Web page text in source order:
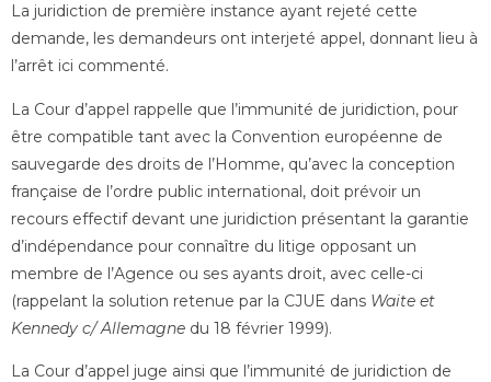
La juridiction de première instance ayant rejeté cette
demande, les demandeurs ont interjeté appel, donnant lieu à
l’arrêt ici commenté.
La Cour d’appel rappelle que l’immunité de juridiction, pour
être compatible tant avec la Convention européenne de
sauvegarde des droits de l’Homme, qu’avec la conception
française de l’ordre public international, doit prévoir un
recours effectif devant une juridiction présentant la garantie
d’indépendance pour connaître du litige opposant un
membre de l’Agence ou ses ayants droit, avec celle-ci
(rappelant la solution retenue par la CJUE dans Waite et
Kennedy c/ Allemagne du 18 février 1999).
La Cour d’appel juge ainsi que l’immunité de juridiction de